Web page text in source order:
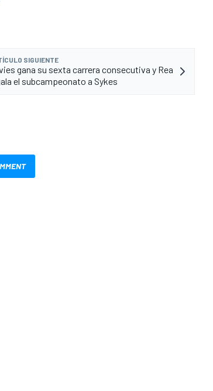
SIGUIENTE
gana su sexta carrera consecutiva y Rea
el subcampeonato a Sykes